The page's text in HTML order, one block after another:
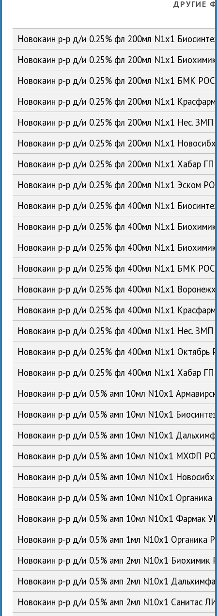
ДРУГИЕ
Новокаин р-р д/и 0.25% фл 200мл N1x1
Новокаин р-р д/и 0.25% фл 200мл N1x1
Новокаин р-р д/и 0.25% фл 200мл N1x1 БМК РОС
Новокаин р-р д/и 0.25% фл 200мл N1x1
Новокаин р-р д/и 0.25% фл 200мл N1x1 Нес.
Новокаин р-р д/и 0.25% фл 200мл N1x1
Новокаин р-р д/и 0.25% фл 200мл N1x1 Хабар
Новокаин р-р д/и 0.25% фл 200мл N1x1 Эском
Новокаин р-р д/и 0.25% фл 400мл N1x1
Новокаин р-р д/и 0.25% фл 400мл N1x1
Новокаин р-р д/и 0.25% фл 400мл N1x1
Новокаин р-р д/и 0.25% фл 400мл N1x1 БМК РОС
Новокаин р-р д/и 0.25% фл 400мл N1x1
Новокаин р-р д/и 0.25% фл 400мл N1x1
Новокаин р-р д/и 0.25% фл 400мл N1x1 Нес.
Новокаин р-р д/и 0.25% фл 400мл N1x1 Октябрь
Новокаин р-р д/и 0.25% фл 400мл N1x1 Хабар
Новокаин р-р д/и 0.5% амп 10мл N10x1
Новокаин р-р д/и 0.5% амп 10мл N10x1
Новокаин р-р д/и 0.5% амп 10мл N10x1
Новокаин р-р д/и 0.5% амп 10мл N10x1 МХФП
Новокаин р-р д/и 0.5% амп 10мл N10x1
Новокаин р-р д/и 0.5% амп 10мл N10x1
Новокаин р-р д/и 0.5% амп 10мл N10x1 Фармак
Новокаин р-р д/и 0.5% амп 1мл N10x1 Органика
Новокаин р-р д/и 0.5% амп 2мл N10x1 Биохимик
Новокаин р-р д/и 0.5% амп 2мл N10x1
Новокаин р-р д/и 0.5% амп 2мл N10x1 Санитас